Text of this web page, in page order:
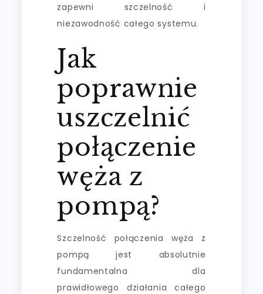
zapewni szczelność i
niezawodność całego systemu.
Jak
poprawnie
uszczelnić
połączenie
węża z
pompą?
Szczelność połączenia węża z
pompą jest absolutnie
fundamentalna dla
prawidłowego działania całego